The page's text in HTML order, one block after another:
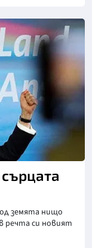
земята нищо
речта си новият